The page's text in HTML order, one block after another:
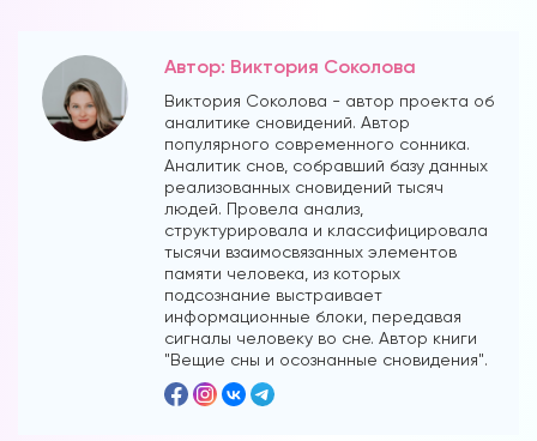
Автор: Виктория Соколова
Виктория Соколова - автор проекта об
аналитике сновидений. Автор
популярного современного сонника.
Аналитик снов, собравший базу данных
реализованных сновидений тысяч
людей. Провела анализ,
структурировала и классифицировала
тысячи взаимосвязанных элементов
памяти человека, из которых
подсознание выстраивает
информационные блоки, передавая
сигналы человеку во сне. Автор книги
"Вещие сны и осознанные сновидения".